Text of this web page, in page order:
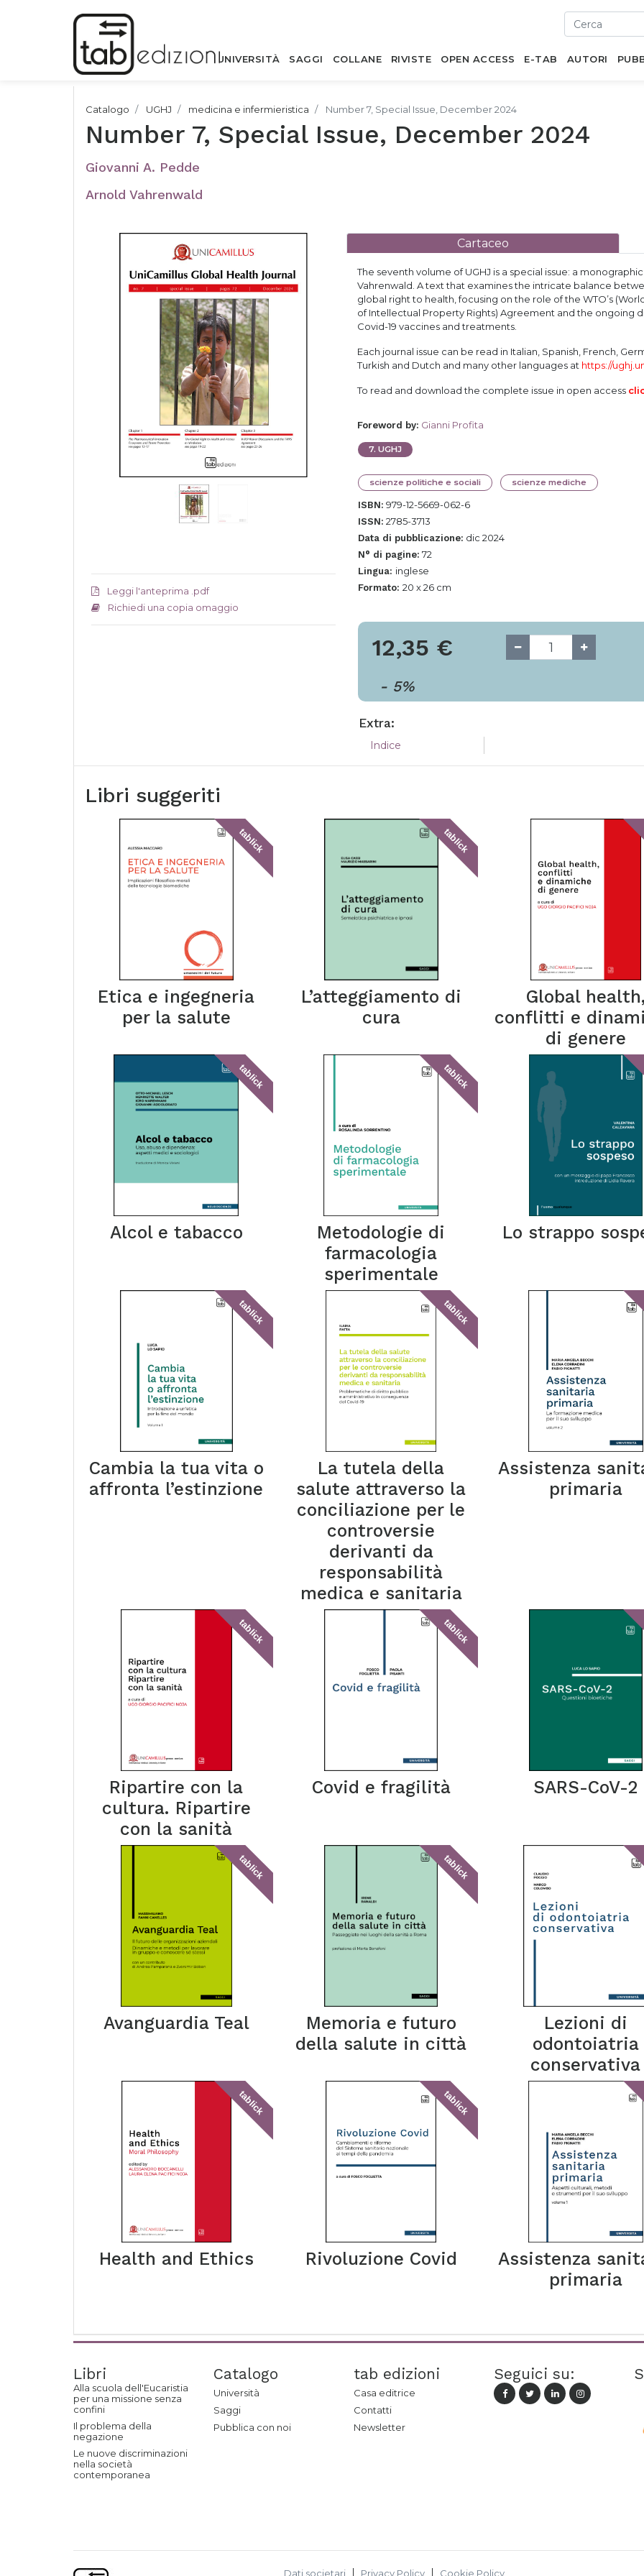
UNIVERSITÀ SAGGI COLLANE RIVISTE OPEN ACCESS E-TAB AUTORI
Catalogo UGHJ medicina e infermieristica Number 7, Special Issue, December 2024
Number 7, Special Issue, December 2024
Giovanni A. Pedde
Arnold Vahrenwald
Leggi l'anteprima .pdf
Richiedi una copia omaggio
Cartaceo
The seventh volume of UGHJ is a special issue: a
Vahrenwald. A text that examines the intricate balance
global right to health, focusing on the role of the WTO’s
of Intellectual Property Rights) Agreement and the ongoing
Covid-19 vaccines and treatments.
Each journal issue can be read in Italian, Spanish, French,
Turkish and Dutch and many other languages at https://
To read and download the complete issue in open access
Foreword by: Gianni Profita
7. UGHJ
scienze politiche e sociali scienze mediche
ISBN: 979-12-5669-062-6
ISSN: 2785-3713
Data di pubblicazione: dic 2024
N° di pagine: 72
Lingua: inglese
Formato: 20 x 26 cm
12,35 €
- 5%
Extra:
Indice
Libri suggeriti
tablick
Etica e ingegneria
per la salute
tablick
L’atteggiamento di
cura
Global health,
conflitti e
di genere
tablick
Alcol e tabacco
tablick
Metodologie di
farmacologia
sperimentale
Lo strappo
tablick
Cambia la tua vita o
affronta l’estinzione
tablick
La tutela della
salute attraverso la
conciliazione per le
controversie
derivanti da
responsabilità
medica e sanitaria
Assistenza
primaria
tablick
Ripartire con la
cultura. Ripartire
con la sanità
tablick
Covid e fragilità SARS-CoV-2
tablick
Avanguardia Teal
tablick
Memoria e futuro
della salute in città
Lezioni di
odontoiatria
conservativa
tablick
Health and Ethics
tablick
Rivoluzione Covid
Assistenza
primaria
Libri
Alla scuola dell'Eucaristia
per una missione senza
confini
Il problema della
negazione
Le nuove discriminazioni
nella società
contemporanea
Catalogo
Università
Saggi
Pubblica con noi
tab edizioni
Casa editrice
Contatti
Newsletter
Seguici su:
Dati societari Privacy Policy Cookie Policy